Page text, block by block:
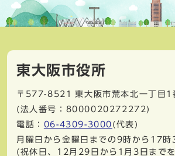
東大阪市役所
〒577-8521
東大阪市荒本北一丁目1
(法人番号：8000020272272)
電話： 06-4309-3000 (代表)
月曜日から金曜日までの9時から17時
(祝休日、12月29日から1月3日まで